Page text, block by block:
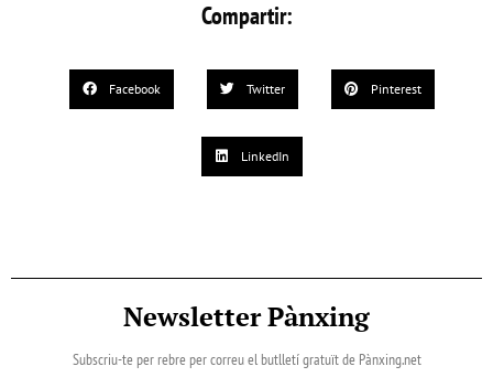
Compartir:
Facebook Twitter Pinterest
LinkedIn
Newsletter Pànxing
Subscriu-te per rebre per correu el butlletí gratuït de Pànxing.net​